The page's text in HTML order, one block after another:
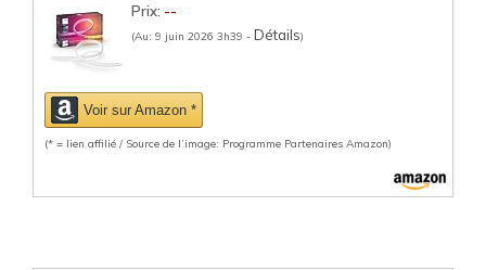
Prix: --
(Au: 9 juin 2026 3h39 - Détails)
Voir sur Amazon *
(* = lien affilié / Source de l’image: Programme Partenaires Amazon)